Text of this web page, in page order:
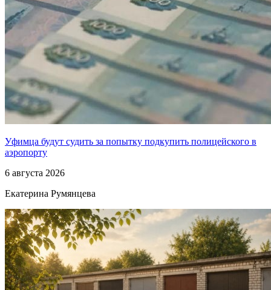
Уфимца будут судить за попытку подкупить полицейского в
аэропорту
6 августа 2026
Екатерина Румянцева